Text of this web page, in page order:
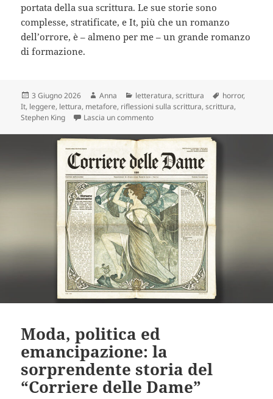
portata della sua scrittura. Le sue storie sono
complesse, stratificate, e It, più che un romanzo
dell’orrore, è – almeno per me – un grande romanzo
di formazione.
Scritto
il
3 Giugno 2026 Autore
Anna Categorie
letteratura,scrittura Tag
horror,
It, leggere, lettura, metafore, riflessioni sulla scrittura,scrittura,
Stephen King
Lascia un commentosu Stephen King: riflessioni su “It”
Moda, politica ed
emancipazione: la
sorprendente storia del
“Corriere delle Dame”